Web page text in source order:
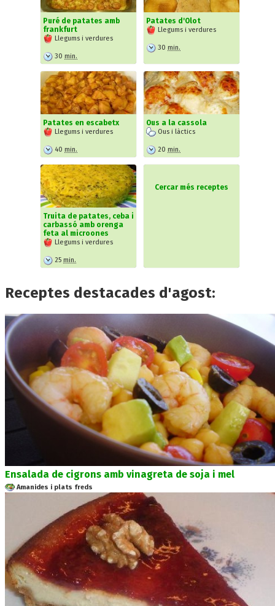
Puré de patates amb
frankfurt
Llegums i verdures
30 min.
Patates d'Olot
Llegums i verdures
30 min.
Patates en escabetx
Llegums i verdures
40 min.
Ous a la cassola
Ous i làctics
20 min.
Truita de patates, ceba i
carbassó amb orenga
feta al microones
Llegums i verdures
25 min.
Cercar més receptes
Receptes destacades d'agost:
Ensalada de cigrons amb vinagreta de soja i mel
Amanides i plats freds